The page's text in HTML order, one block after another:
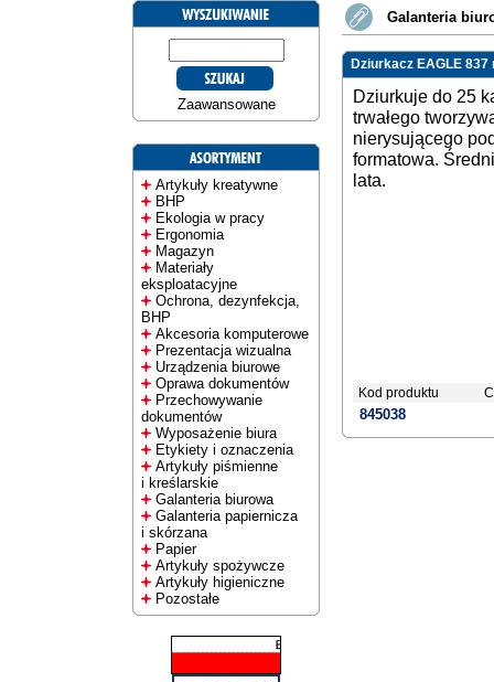
Zaawansowane
Artykuły kreatywne
BHP
Ekologia w pracy
Ergonomia
Magazyn
Materiały
eksploatacyjne
Ochrona, dezynfekcja,
BHP
Akcesoria komputerowe
Prezentacja wizualna
Urządzenia biurowe
Oprawa dokumentów
Przechowywanie
dokumentów
Wyposażenie biura
Etykiety i oznaczenia
Artykuły piśmienne
i kreślarskie
Galanteria biurowa
Galanteria papiernicza
i skórzana
Papier
Artykuły spożywcze
Artykuły higieniczne
Pozostałe
Galanteria
Dziurkacz EAGLE
Dziurkuje do 25
trwałego
nierysującego
formatowa.
lata.
Kod produktu
845038